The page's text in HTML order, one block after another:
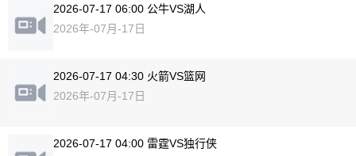
2026-07-17 06:00 公牛VS湖人
2026年-07月-17日
2026-07-17 04:30 火箭VS篮网
2026年-07月-17日
2026-07-17 04:00 雷霆VS独行侠